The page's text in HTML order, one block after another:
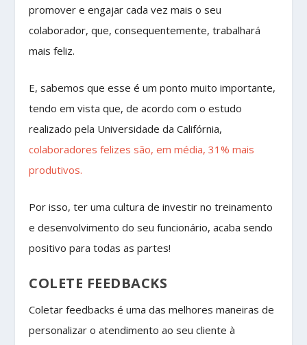
promover e engajar cada vez mais o seu
colaborador, que, consequentemente, trabalhará
mais feliz.
E, sabemos que esse é um ponto muito importante,
tendo em vista que, de acordo com o estudo
realizado pela Universidade da Califórnia,
colaboradores felizes são, em média, 31% mais
produtivos.
Por isso, ter uma cultura de investir no treinamento
e desenvolvimento do seu funcionário, acaba sendo
positivo para todas as partes!
COLETE FEEDBACKS
Coletar feedbacks é uma das melhores maneiras de
personalizar o atendimento ao seu cliente à